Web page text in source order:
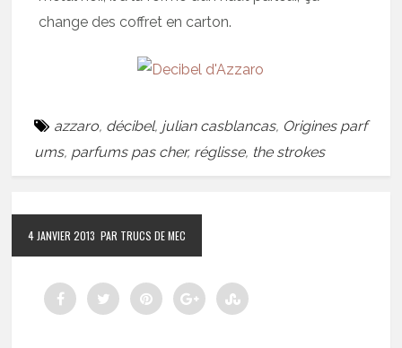
change des coffret en carton.
azzaro, décibel, julian casblancas, Origines parf
ums, parfums pas cher, réglisse, the strokes
4 JANVIER 2013 PAR TRUCS DE MEC